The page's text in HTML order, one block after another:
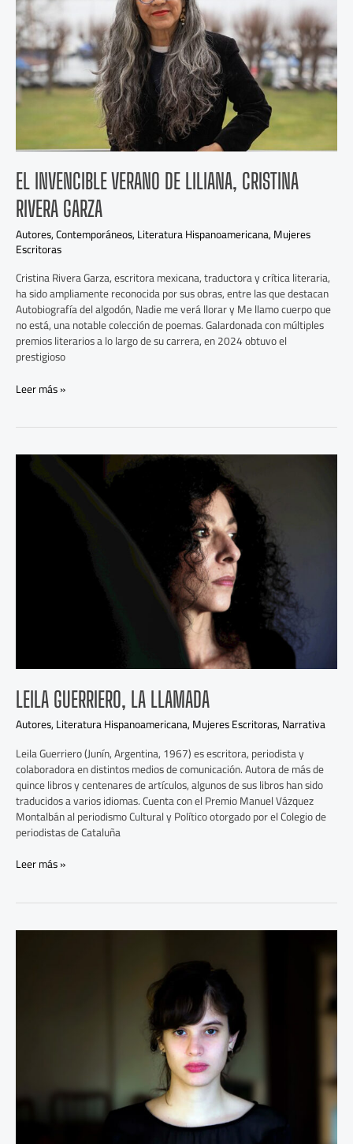
EL INVENCIBLE VERANO DE LILIANA, CRISTINA
RIVERA GARZA
Autores,Contemporáneos,Literatura Hispanoamericana,Mujeres
Escritoras
Cristina Rivera Garza, escritora mexicana, traductora y crítica literaria,
ha sido ampliamente reconocida por sus obras, entre las que destacan
Autobiografía del algodón, Nadie me verá llorar y Me llamo cuerpo que
no está, una notable colección de poemas. Galardonada con múltiples
premios literarios a lo largo de su carrera, en 2024 obtuvo el
prestigioso
Liliana,
Cristina
Rivera
Garza
Leer más »
LEILA GUERRIERO, LA LLAMADA
Autores,Literatura Hispanoamericana,Mujeres Escritoras,Narrativa
Leila Guerriero (Junín, Argentina, 1967) es escritora, periodista y
colaboradora en distintos medios de comunicación. Autora de más de
quince libros y centenares de artículos, algunos de sus libros han sido
traducidos a varios idiomas. Cuenta con el Premio Manuel Vázquez
Montalbán al periodismo Cultural y Político otorgado por el Colegio de
periodistas de Cataluña
Guerriero,
Leer más »
Estamos